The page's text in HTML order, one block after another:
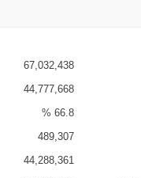
67,032,438
44,777,668
66.8 %
489,307
44,288,361